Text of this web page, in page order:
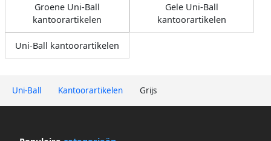
Uni-Ball Kantoorartikelen Grijs
Groene Uni-Ball
kantoorartikelen
Gele Uni-Ball
kantoorartikelen
Uni-Ball kantoorartikelen